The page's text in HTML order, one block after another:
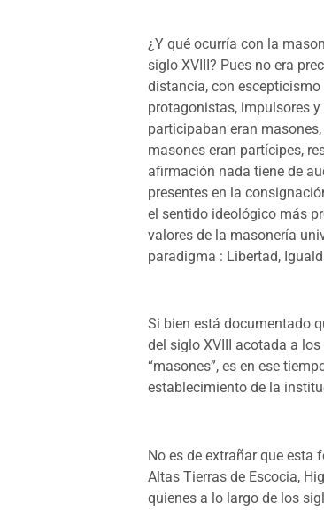
¿Y qué ocurría con la
siglo XVIII? Pues no era
distancia, con
protagonistas, impulsores
participaban eran
masones eran partícipes,
afirmación nada tiene de
presentes en la
el sentido ideológico más
valores de la masonería
paradigma : Libertad,
Si bien está documentado
del siglo XVIII acotada a
“masones”, es en ese
establecimiento de la
No es de extrañar que esta
Altas Tierras de Escocia,
quienes a lo largo de los